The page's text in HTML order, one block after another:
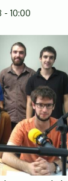
de
per
tractar
del
projecte
de
carretera
Illes-
Sant
Marçal
- 10:00